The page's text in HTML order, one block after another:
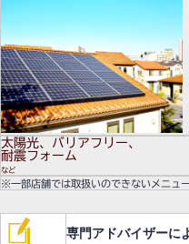
太陽光、バリアフリー、
耐震フォーム
など
※一部店舗では取扱いのできないメニュ
専門アドバイザーに